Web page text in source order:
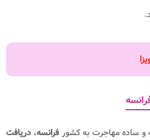
.
ساده مهاجرت به کشورفرانسه، دریافت